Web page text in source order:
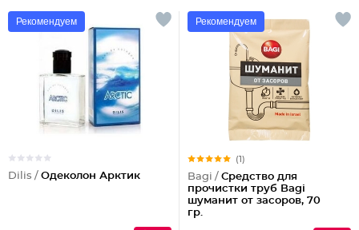
Рекомендуем
Dilis / Одеколон Арктик
Рекомендуем
(1)
Bagi / Средство для
прочистки труб Bagi
шуманит от засоров, 70
гр.